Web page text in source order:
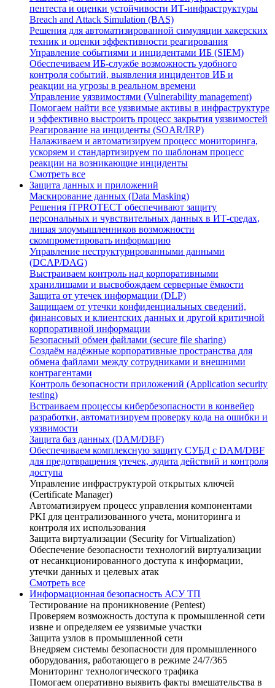
пентеста и оценки устойчивости ИТ-инфраструктуры
Breach and Attack Simulation (BAS)
Решения для автоматизированной симуляции хакерских
техник и оценки эффективности реагирования
Управление событиями и инцидентами ИБ (SIEM)
Обеспечиваем ИБ-службе возможность удобного
контроля событий, выявления инцидентов ИБ и
реакции на угрозы в реальном времени
Управление уязвимостями (Vulnerability management)
Помогаем найти все уязвимые активы в инфраструктуре
и эффективно выстроить процесс закрытия уязвимостей
Реагирование на инциденты (SOAR/IRP)
Налаживаем и автоматизируем процесс мониторинга,
ускоряем и стандартизируем по шаблонам процесс
реакции на возникающие инциденты
Смотреть все
Защита данных и приложений
Маскирование данных (Data Masking)
Решения iTPROTECT обеспечивают защиту
персональных и чувствительных данных в ИТ-средах,
лишая злоумышленников возможности
скомпрометировать информацию
Управление неструктурированными данными
(DCAP/DAG)
Выстраиваем контроль над корпоративными
хранилищами и высвобождаем серверные ёмкости
Защита от утечек информации (DLP)
Защищаем от утечки конфиденциальных сведений,
финансовых и клиентских данных и другой критичной
корпоративной информации
Безопасный обмен файлами (secure file sharing)
Создаём надёжные корпоративные пространства для
обмена файлами между сотрудниками и внешними
контрагентами
Контроль безопасности приложений (Application security
testing)
Встраиваем процессы кибербезопасности в конвейер
разработки, автоматизируем проверку кода на ошибки и
уязвимости
Защита баз данных (DAM/DBF)
Обеспечиваем комплексную защиту СУБД с DAM/DBF
для предотвращения утечек, аудита действий и контроля
доступа
Управление инфраструктурой открытых ключей
(Certificate Manager)
Автоматизируем процесс управления компонентами
PKI для централизованного учета, мониторинга и
контроля их использования
Защита виртуализации (Security for Virtualization)
Обеспечение безопасности технологий виртуализации
от несанкционированного доступа к информации,
утечки данных и целевых атак
Смотреть все
Информационная безопасность АСУ ТП
Тестирование на проникновение (Pentest)
Проверяем возможность доступа к промышленной сети
извне и определяем ее уязвимые участки
Защита узлов в промышленной сети
Внедряем системы безопасности для промышленного
оборудования, работающего в режиме 24/7/365
Мониторинг технологического трафика
Помогаем оперативно выявить факты вмешательства в